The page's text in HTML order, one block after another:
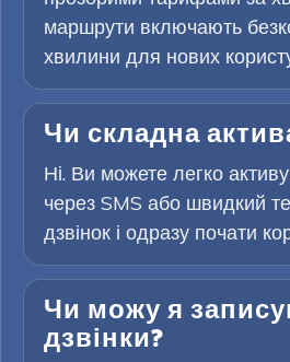
маршрути включають
хвилини для нових
Чи складна
Ні. Ви можете легко
через SMS або швидкий
дзвінок і одразу почати
Чи можу я
дзвінки?